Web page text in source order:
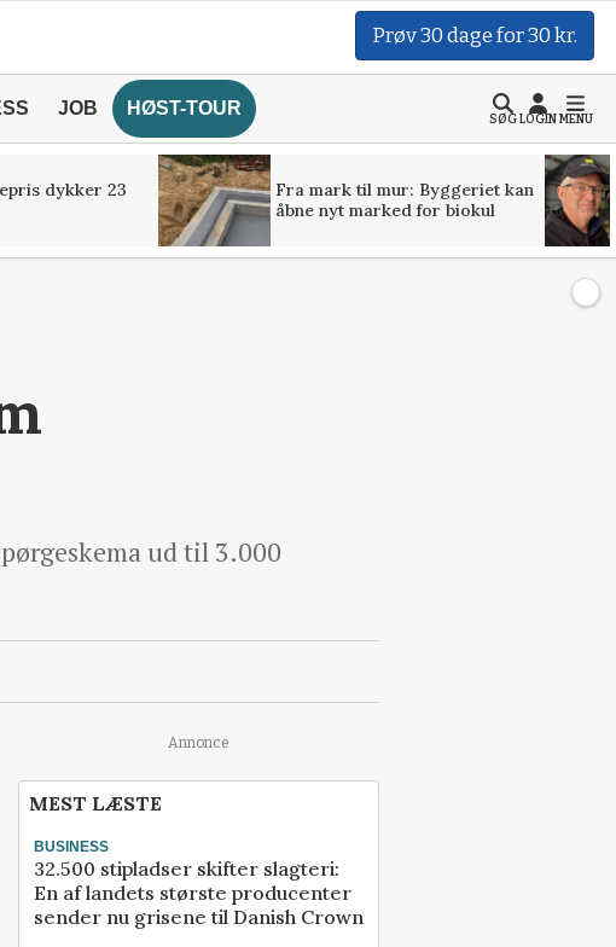
Prøv 30 dage for 30 kr.
JOB HØST-TOUR
SØGLOGINMENU
dykker 23
Fra mark til mur: Byggeriet kan
åbne nyt marked for biokul
ud til 3.000
Annonce
MEST LÆSTE
BUSINESS
32.500 stipladser skifter slagteri:
En af landets største producenter
sender nu grisene til Danish Crown